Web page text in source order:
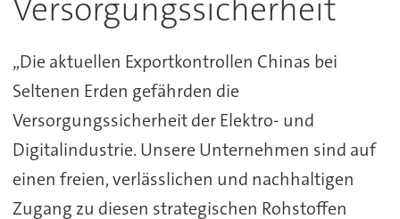
Versorgungssicherheit
„Die aktuellen Exportkontrollen Chinas bei
Seltenen Erden gefährden die
Versorgungssicherheit der Elektro- und
Digitalindustrie. Unsere Unternehmen sind auf
einen freien, verlässlichen und nachhaltigen
Zugang zu diesen strategischen Rohstoffen